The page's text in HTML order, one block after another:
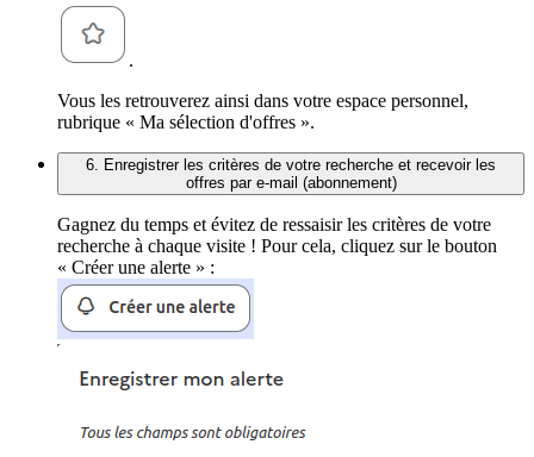
.
Vous les retrouverez ainsi dans votre espace personnel,
rubrique « Ma sélection d'offres ».
6. Enregistrer les critères de votre recherche et recevoir les
offres par e-mail (abonnement)
Gagnez du temps et évitez de ressaisir les critères de votre
recherche à chaque visite ! Pour cela, cliquez sur le bouton
« Créer une alerte » :